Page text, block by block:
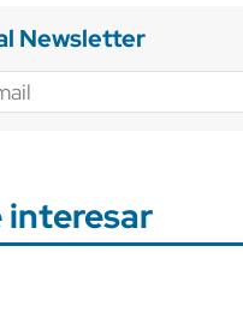
Newsletter
interesar